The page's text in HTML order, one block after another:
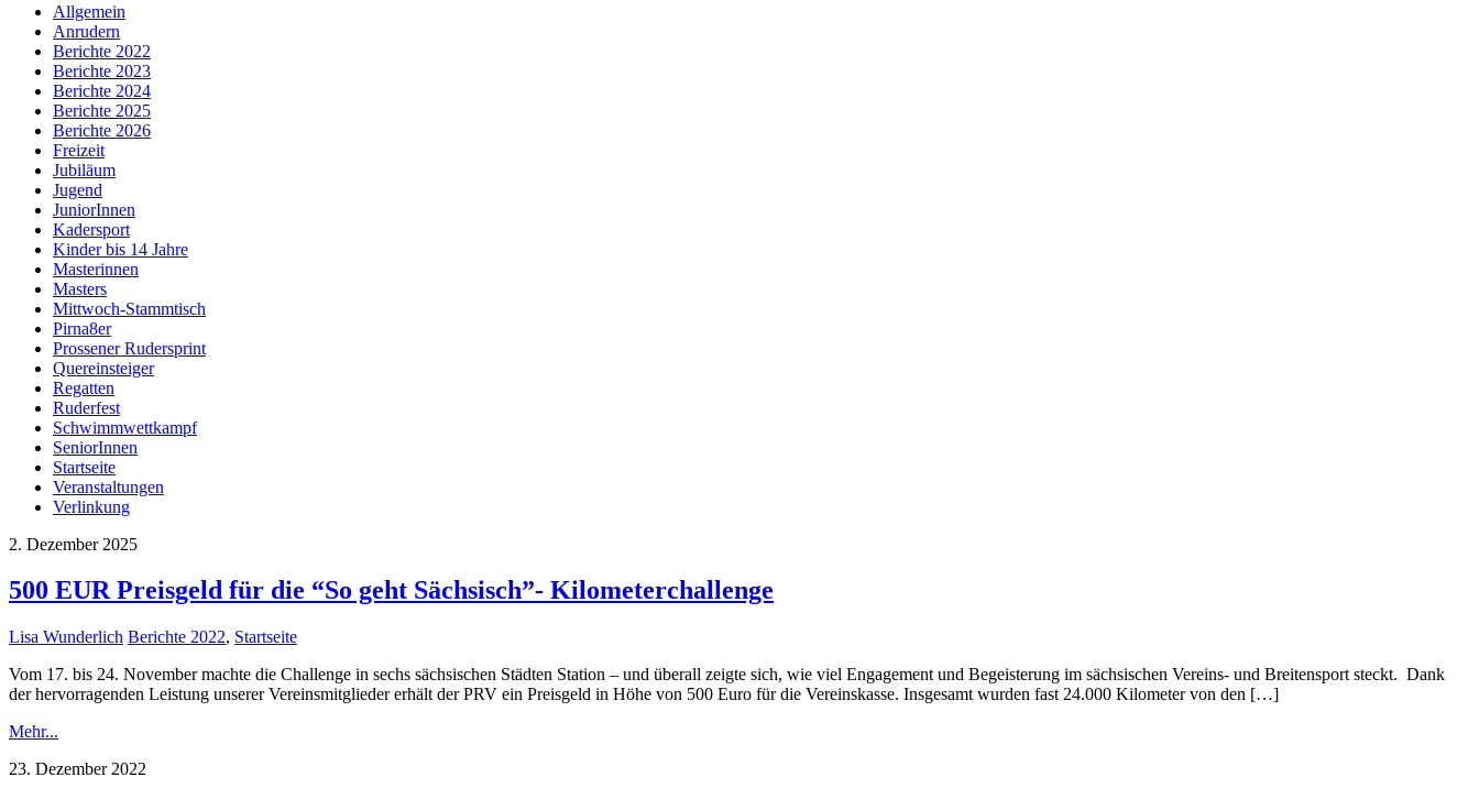
Allgemein
Anrudern
Berichte 2022
Berichte 2023
Berichte 2024
Berichte 2025
Berichte 2026
Freizeit
Jubiläum
Jugend
JuniorInnen
Kadersport
Kinder bis 14 Jahre
Masterinnen
Masters
Mittwoch-Stammtisch
Pirna8er
Prossener Rudersprint
Quereinsteiger
Regatten
Ruderfest
Schwimmwettkampf
SeniorInnen
Startseite
Veranstaltungen
Verlinkung
2. Dezember 2025
500 EUR Preisgeld für die “So geht Sächsisch”- Kilometerchallenge
Lisa Wunderlich Berichte 2022, Startseite
Vom 17. bis 24. November machte die Challenge in sechs sächsischen Städten Station – und überall zeigte sich, wie viel Engagement und Begeisterung im sächsischen Vereins- und Breitensport steckt. Dank
der hervorragenden Leistung unserer Vereinsmitglieder erhält der PRV ein Preisgeld in Höhe von 500 Euro für die Vereinskasse. Insgesamt wurden fast 24.000 Kilometer von den […]
Mehr...
23. Dezember 2022